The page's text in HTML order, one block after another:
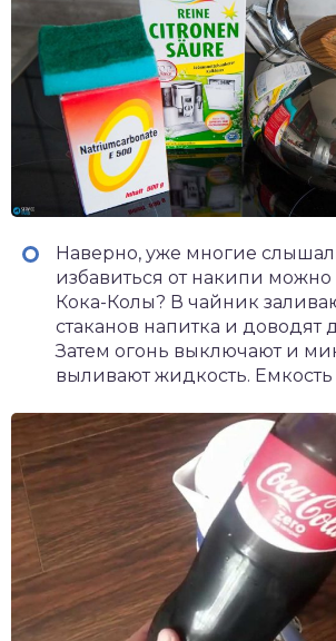
Наверно, уже многие
избавиться от накипи
Кока-Колы? В чайник
стаканов напитка и доводят
Затем огонь выключают и
выливают жидкость.